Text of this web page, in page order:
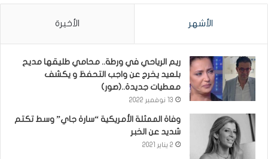
الأشهر الأخيرة
ريم الرياحي في ورطة.. محامي طليقها مديح
بلعيد يخرج عن واجب التحفظ و يكشف
معطيات جديدة..(صور)
13 نوفمبر 2022
وفاة الممثلة الأمريكية “سارة جاي” وسط تكتم
شديد عن الخبر
2 يناير 2021